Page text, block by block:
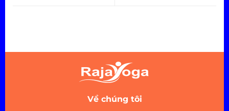
Về chúng tôi